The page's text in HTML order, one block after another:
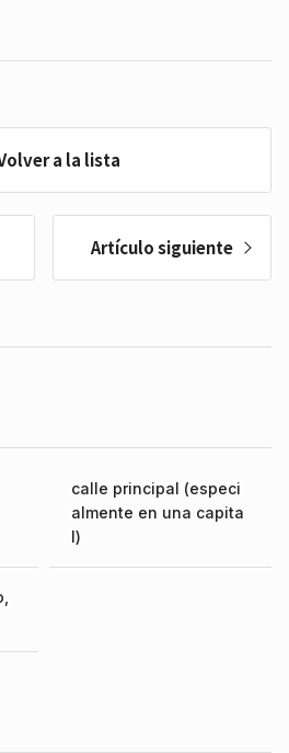
a la lista
Artículo siguiente
calle principal (especi
almente en una capita
l)